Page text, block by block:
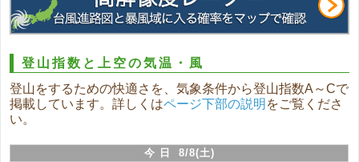
登山指数と上空の気温・風
登山をするための快適さを、気象条件から登山指数A～Cで
掲載しています。詳しくはページ下部の説明 をご覧くださ
い。
今 日 8/8(土)